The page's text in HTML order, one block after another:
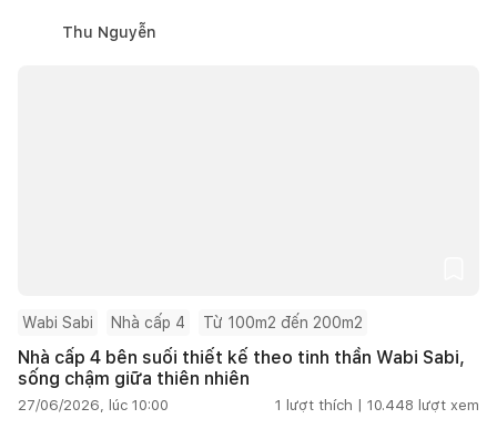
Thu Nguyễn
Wabi Sabi Nhà cấp 4 Từ 100m2 đến 200m2
Nhà cấp 4 bên suối thiết kế theo tinh thần Wabi Sabi,
sống chậm giữa thiên nhiên
27/06/2026, lúc 10:00 1 lượt thích | 10.448 lượt xem